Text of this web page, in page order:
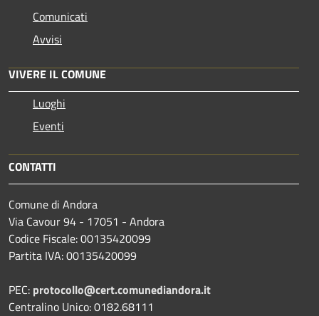
Comunicati
Avvisi
VIVERE IL COMUNE
Luoghi
Eventi
CONTATTI
Comune di Andora
Via Cavour 94 - 17051 - Andora
Codice Fiscale: 00135420099
Partita IVA: 00135420099
PEC: protocollo@cert.comunediandora.it
Centralino Unico: 0182.68111